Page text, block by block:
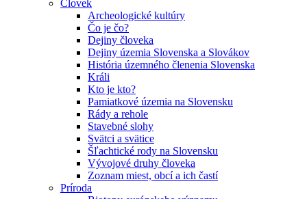
Človek
Archeologické kultúry
Čo je čo?
Dejiny človeka
Dejiny územia Slovenska a Slovákov
História územného členenia Slovenska
Králi
Kto je kto?
Pamiatkové územia na Slovensku
Rády a rehole
Stavebné slohy
Svätci a svätice
Šľachtické rody na Slovensku
Vývojové druhy človeka
Zoznam miest, obcí a ich častí
Príroda